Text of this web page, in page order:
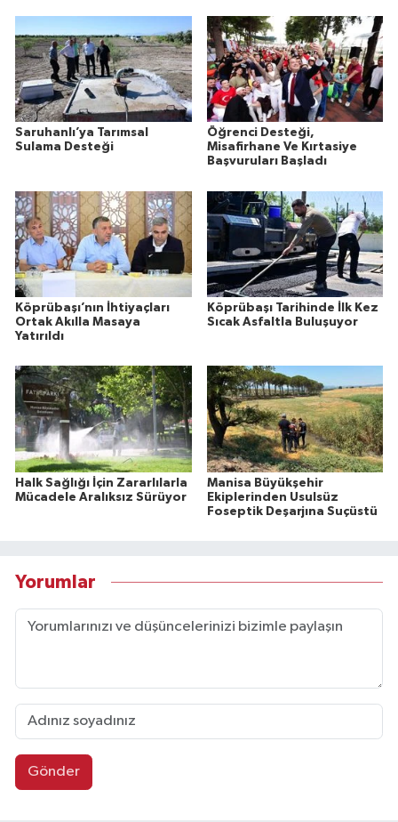
Saruhanlı’ya Tarımsal
Sulama Desteği
Öğrenci Desteği,
Misafirhane Ve Kırtasiye
Başvuruları Başladı
Köprübaşı’nın İhtiyaçları
Ortak Akılla Masaya
Yatırıldı
Köprübaşı Tarihinde İlk Kez
Sıcak Asfaltla Buluşuyor
Halk Sağlığı İçin Zararlılarla
Mücadele Aralıksız Sürüyor
Manisa Büyükşehir
Ekiplerinden Usulsüz
Foseptik Deşarjına Suçüstü
Yorumlar
Gönder